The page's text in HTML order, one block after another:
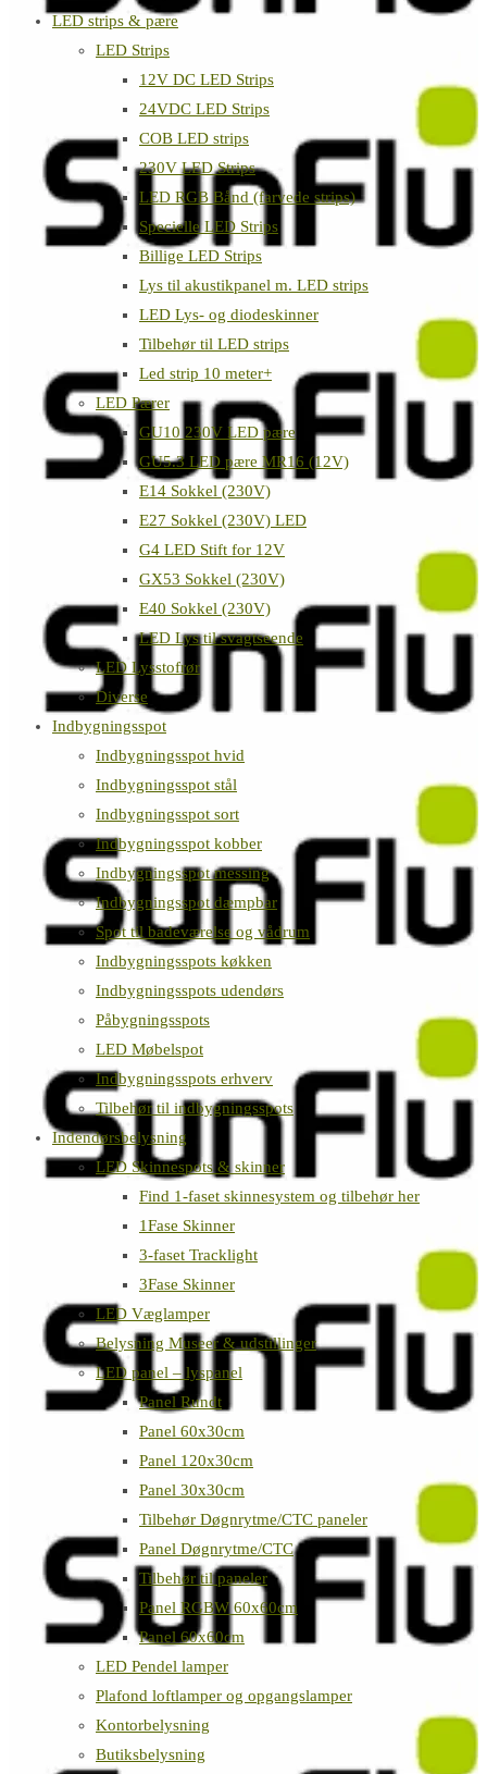
LED strips & pære
LED Strips
12V DC LED Strips
24VDC LED Strips
COB LED strips
230V LED Strips
LED RGB Bånd (farvede strips)
Specielle LED Strips
Billige LED Strips
Lys til akustikpanel m. LED strips
LED Lys- og diodeskinner
Tilbehør til LED strips
Led strip 10 meter+
LED Pærer
GU10 230V LED pære
GU5.3 LED pære MR16 (12V)
E14 Sokkel (230V)
E27 Sokkel (230V) LED
G4 LED Stift for 12V
GX53 Sokkel (230V)
E40 Sokkel (230V)
LED Lys til svagtseende
LED Lysstofrør
Diverse
Indbygningsspot
Indbygningsspot hvid
Indbygningsspot stål
Indbygningsspot sort
Indbygningsspot kobber
Indbygningsspot messing
Indbygningsspot dæmpbar
Spot til badeværelse og vådrum
Indbygningsspots køkken
Indbygningsspots udendørs
Påbygningsspots
LED Møbelspot
Indbygningsspots erhverv
Tilbehør til indbygningsspots
Indendørsbelysning
LED Skinnespots & skinner
Find 1-faset skinnesystem og tilbehør her
1Fase Skinner
3-faset Tracklight
3Fase Skinner
LED Væglamper
Belysning Museer & udstillinger
LED panel – lyspanel
Panel Rundt
Panel 60x30cm
Panel 120x30cm
Panel 30x30cm
Tilbehør Døgnrytme/CTC paneler
Panel Døgnrytme/CTC
Tilbehør til paneler
Panel RGBW 60x60cm
Panel 60x60cm
LED Pendel lamper
Plafond loftlamper og opgangslamper
Kontorbelysning
Butiksbelysning